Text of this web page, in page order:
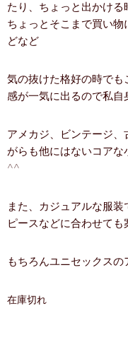
たり、ちょっと出かける
ちょっとそこまで買い
どなど
気の抜けた格好の時で
感が一気に出るので私自
アメカジ、ビンテージ
がらも他にはないコア
^^
また、カジュアルな服
ピースなどに合わせても
もちろんユニセックスの
在庫切れ